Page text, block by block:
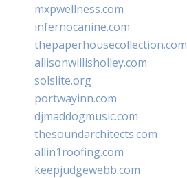
mxpwellness.com
infernocanine.com
thepaperhousecollection.com
allisonwillisholley.com
solslite.org
portwayinn.com
djmaddogmusic.com
thesoundarchitects.com
allin1roofing.com
keepjudgewebb.com